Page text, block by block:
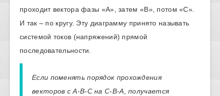
проходит вектора фазы «А», затем «В», потом «С».
И так – по кругу. Эту диаграмму принято называть
системой токов (напряжений) прямой
последовательности.
Если поменять порядок прохождения
векторов с А-В-С на С-В-А, получается